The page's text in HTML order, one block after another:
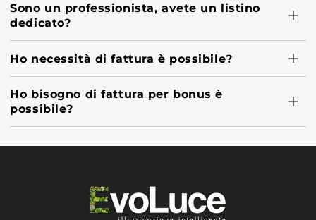
Sono un professionista, avete un listino
dedicato?
Ho necessità di fattura è possibile?
Ho bisogno di fattura per bonus è
possibile?